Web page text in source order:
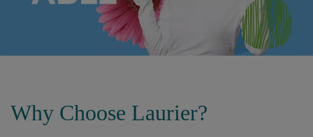
Why Choose Laurier?